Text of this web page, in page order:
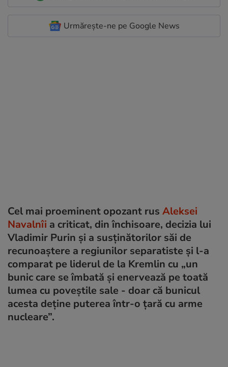
Urmărește-ne pe Google News
Cel mai proeminent opozant rus Aleksei
Navalnîi a criticat, din închisoare, decizia lui
Vladimir Purin și a susținătorilor săi de
recunoaștere a regiunilor separatiste și l-a
comparat pe liderul de la Kremlin cu „un
bunic care se îmbată și enervează pe toată
lumea cu poveștile sale - doar că bunicul
acesta deține puterea într-o țară cu arme
nucleare”.